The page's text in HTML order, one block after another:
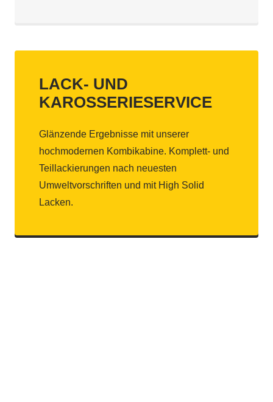
LACK- UND
KAROSSERIESERVICE
Glänzende Ergebnisse mit unserer
hochmodernen Kombikabine. Komplett- und
Teillackierungen nach neuesten
Umweltvorschriften und mit High Solid
Lacken.